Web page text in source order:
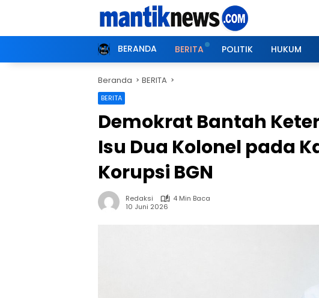
BERANDA BERITA POLITIK HUKUM
Beranda BERITA
BERITA
Demokrat Bantah
Isu Dua Kolonel pada
Korupsi BGN
Redaksi
4 Min Baca
10 Juni 2026